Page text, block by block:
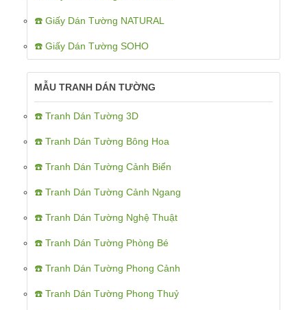
☎️ Giấy Dán Tường NATURAL
☎️ Giấy Dán Tường SOHO
MẪU TRANH DÁN TƯỜNG
☎️ Tranh Dán Tường 3D
☎️ Tranh Dán Tường Bông Hoa
☎️ Tranh Dán Tường Cảnh Biển
☎️ Tranh Dán Tường Cảnh Ngang
☎️ Tranh Dán Tường Nghệ Thuật
☎️ Tranh Dán Tường Phòng Bé
☎️ Tranh Dán Tường Phong Cảnh
☎️ Tranh Dán Tường Phong Thuỷ